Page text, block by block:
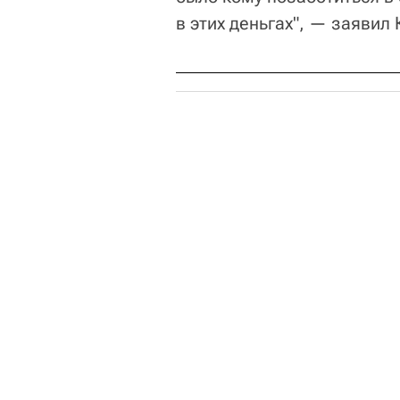
в этих деньгах", — заявил